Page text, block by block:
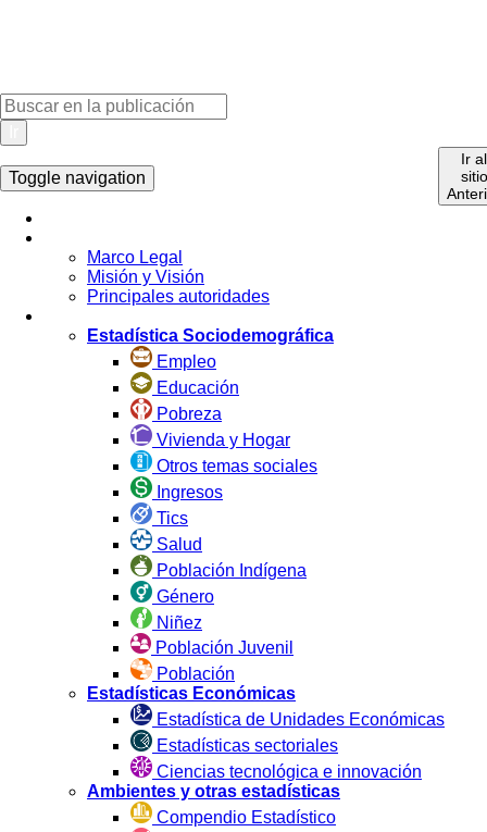
Ir al
sitio
Toggle navigation
Marco Legal
Misión y Visión
Principales autoridades
Estadística Sociodemográfica
Empleo
Educación
Pobreza
Vivienda y Hogar
Otros temas sociales
Ingresos
Tics
Salud
Población Indígena
Género
Niñez
Población Juvenil
Población
Estadísticas Económicas
Estadística de Unidades Económicas
Estadísticas sectoriales
Ciencias tecnológica e innovación
Ambientes y otras estadísticas
Compendio Estadístico